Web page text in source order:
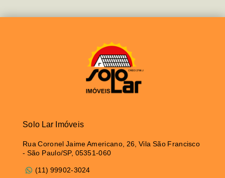
Solo Lar Imóveis
Rua Coronel Jaime Americano, 26, Vila São Francisco
- São Paulo/SP, 05351-060
(11) 99902-3024